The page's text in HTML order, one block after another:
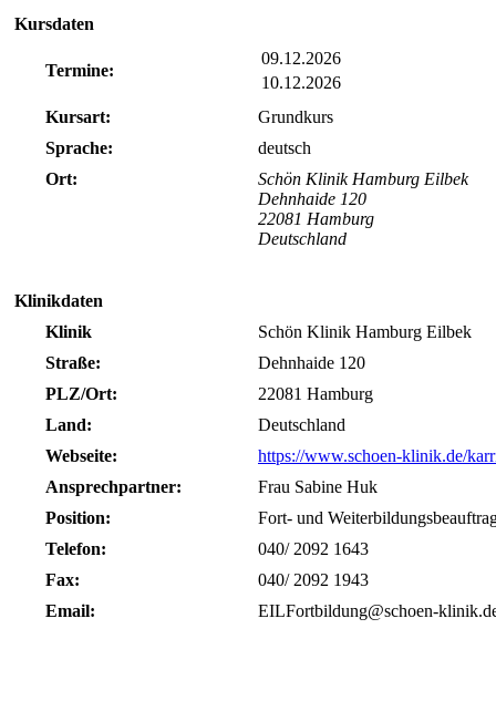
Kursdaten
Termine:
09.12.2026
10.12.2026
Kursart:
Grundkurs
Sprache:
deutsch
Ort:
Schön Klinik Hamburg Eilbek
Dehnhaide 120
22081 Hamburg
Deutschland
Klinikdaten
Klinik
Schön Klinik Hamburg Eilbek
Straße:
Dehnhaide 120
PLZ/Ort:
22081 Hamburg
Land:
Deutschland
Webseite:
https://www.schoen-klinik.de/
Ansprechpartner:
Frau Sabine Huk
Position:
Fort- und
Telefon:
040/ 2092 1643
Fax:
040/ 2092 1943
Email:
EILFortbildung@schoen-